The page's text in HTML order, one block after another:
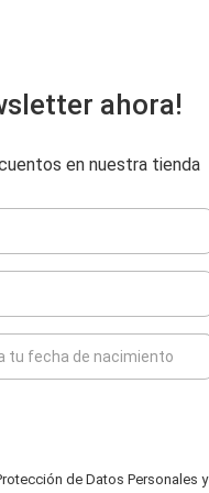
ahora!
en nuestra tienda
de Datos Personales y